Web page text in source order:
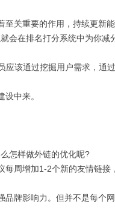
关重要的作用，持续更新
会在排名打分系统中为你减
该通过挖掘用户需求，通
中来。
怎样做外链的优化呢?
周增加1-2个新的友情链接
影响力。但并不是每个网